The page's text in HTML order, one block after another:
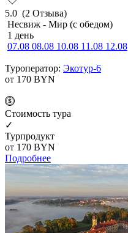
5.0 (2 Отзыва)
Несвиж - Мир (с обедом)
1 день
07.08 08.08 10.08 11.08 12.08
Туроператор: Экотур-6
от 170 BYN
Cтоимость тура
✓
Турпродукт
от 170 BYN
Подробнее